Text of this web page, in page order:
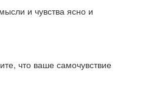
и чувства ясно и
что ваше самочувствие